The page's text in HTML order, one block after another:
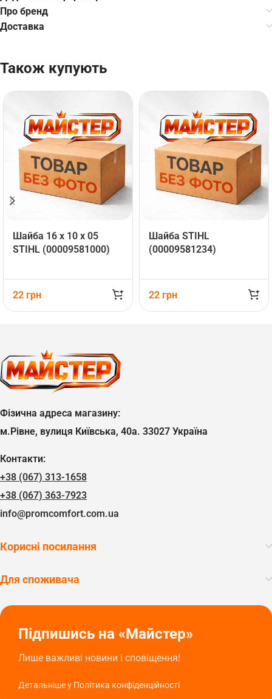
Про бренд
Доставка
Також купують
Шайба 16 х 10 х 05
STIHL (00009581000)
22 грн
Шайба STIHL
(00009581234)
22 грн
Фізична адреса магазину:
м.Рівне, вулиця Київська, 40а. 33027 Україна
Контакти:
+38 (067) 313-1658
+38 (067) 363-7923
info@promcomfort.com.ua
Корисні посилання
Для споживача
Підпишись на «Майстер»
Лише важливі новини і сповіщення!
Детальніше у Політика конфіденційності